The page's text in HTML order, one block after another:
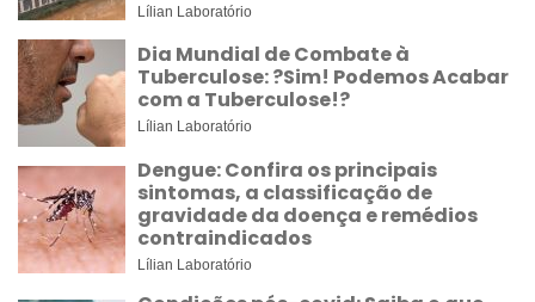
Lílian Laboratório
Dia Mundial de Combate à
Tuberculose: ?Sim! Podemos Acabar
com a Tuberculose!?
Lílian Laboratório
Dengue: Confira os principais
sintomas, a classificação de
gravidade da doença e remédios
contraindicados
Lílian Laboratório